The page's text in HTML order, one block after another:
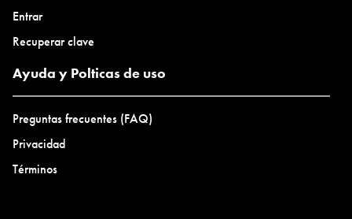
Entrar
Recuperar clave
Ayuda y Polticas de uso
Preguntas frecuentes (FAQ)
Privacidad
Términos